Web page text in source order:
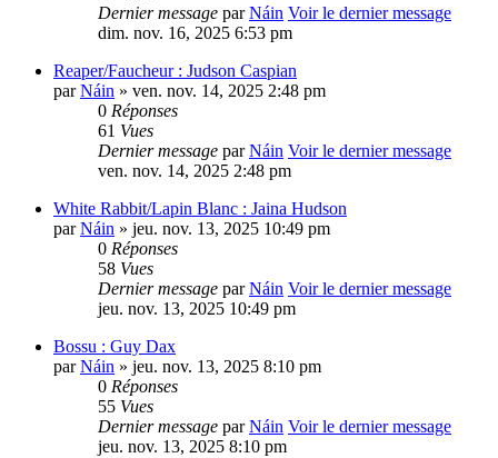
Dernier message parNáin Voir le dernier message
dim. nov. 16, 2025 6:53 pm
Reaper/Faucheur : Judson Caspian
parNáin » ven. nov. 14, 2025 2:48 pm
0 Réponses
61 Vues
Dernier message parNáin Voir le dernier message
ven. nov. 14, 2025 2:48 pm
White Rabbit/Lapin Blanc : Jaina Hudson
parNáin » jeu. nov. 13, 2025 10:49 pm
0 Réponses
58 Vues
Dernier message parNáin Voir le dernier message
jeu. nov. 13, 2025 10:49 pm
Bossu : Guy Dax
parNáin » jeu. nov. 13, 2025 8:10 pm
0 Réponses
55 Vues
Dernier message parNáin Voir le dernier message
jeu. nov. 13, 2025 8:10 pm